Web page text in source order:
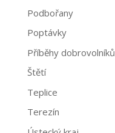
Podbořany
Poptávky
Příběhy dobrovolníků
Štětí
Teplice
Terezín